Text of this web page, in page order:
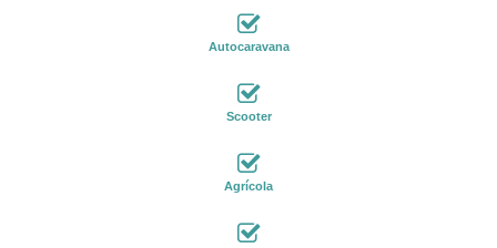
Autocaravana
Scooter
Agrícola